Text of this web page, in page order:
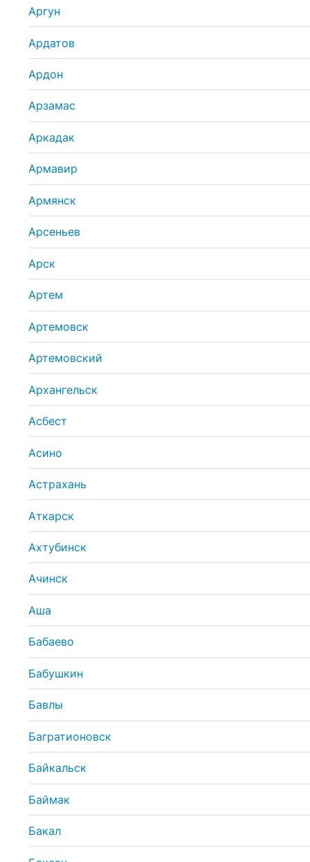
Аргун
Ардатов
Ардон
Арзамас
Аркадак
Армавир
Армянск
Арсеньев
Арск
Артем
Артемовск
Артемовский
Архангельск
Асбест
Асино
Астрахань
Аткарск
Ахтубинск
Ачинск
Аша
Бабаево
Бабушкин
Бавлы
Багратионовск
Байкальск
Баймак
Бакал